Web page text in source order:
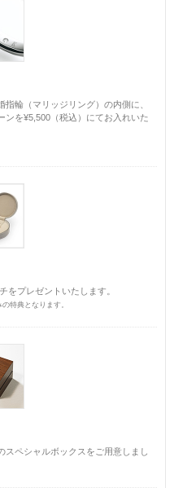
輪（マリッジリング）の内側に、
ンを¥5,500（税込）にてお入れいた
をプレゼントいたします。
特典となります。
スペシャルボックスをご用意しまし